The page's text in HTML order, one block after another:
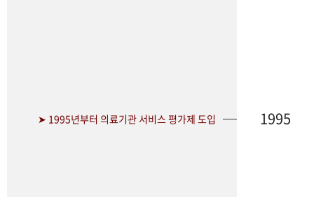
➤ 1995년부터 의료기관 서비스 평가제 도입 1995